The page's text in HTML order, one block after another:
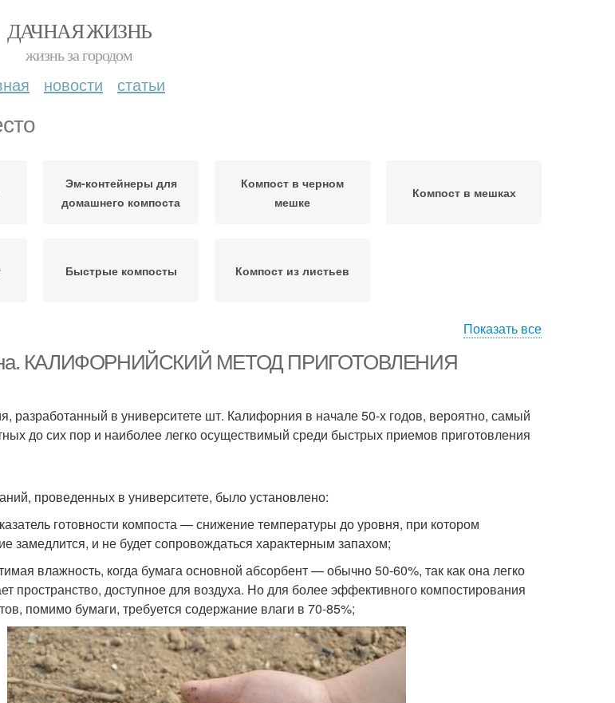
ДАЧНАЯ ЖИЗНЬ
жизнь за городом
новости статьи
Эм-контейнеры для
домашнего компоста
Компост в черном
мешке
Компост в мешках
Быстрые компосты Компост из листьев
Показать все
КАЛИФОРНИЙСКИЙ МЕТОД ПРИГОТОВЛЕНИЯ
разработанный в университете шт. Калифорния в начале 50-х годов, вероятно, самый
до сих пор и наиболее легко осуществимый среди быстрых приемов приготовления
проведенных в университете, было установлено:
готовности компоста — снижение температуры до уровня, при котором
замедлится, и не будет сопровождаться характерным запахом;
влажность, когда бумага основной абсорбент — обычно 50-60%, так как она легко
пространство, доступное для воздуха. Но для более эффективного компостирования
помимо бумаги, требуется содержание влаги в 70-85%;